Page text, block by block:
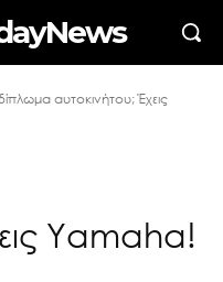
αυτοκινήτου; Έχεις
Yamaha!